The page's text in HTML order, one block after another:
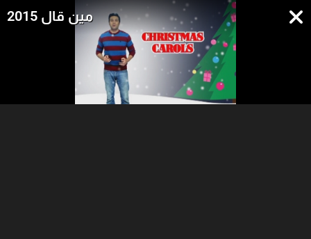
مين قال 2015